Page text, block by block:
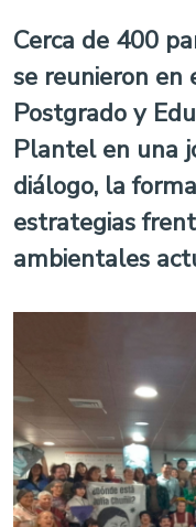
Cerca de 400
se reunieron en
Postgrado y
Plantel en una
diálogo, la
estrategias
ambientales